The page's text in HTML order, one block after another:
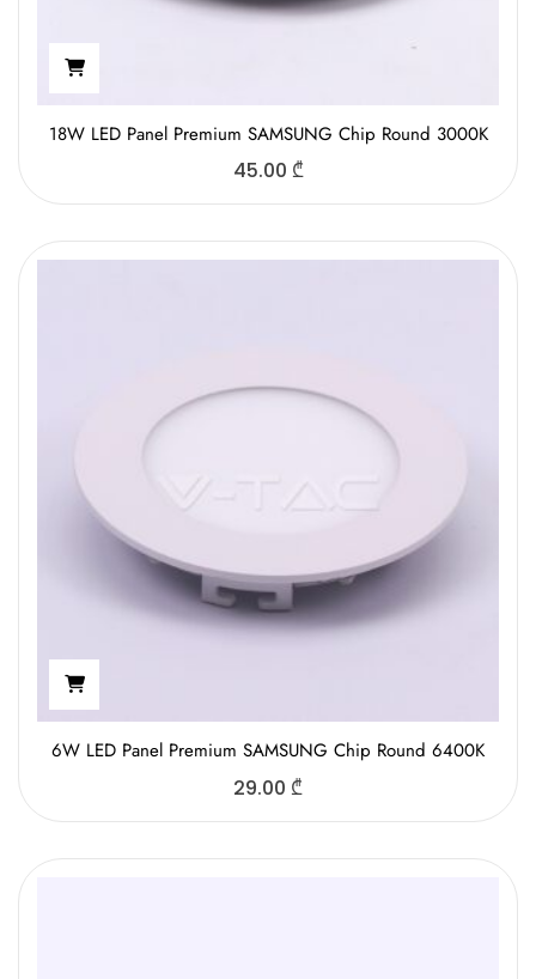
18W LED Panel Premium SAMSUNG Chip Round 3000K
45.00 ₾
6W LED Panel Premium SAMSUNG Chip Round 6400K
29.00 ₾